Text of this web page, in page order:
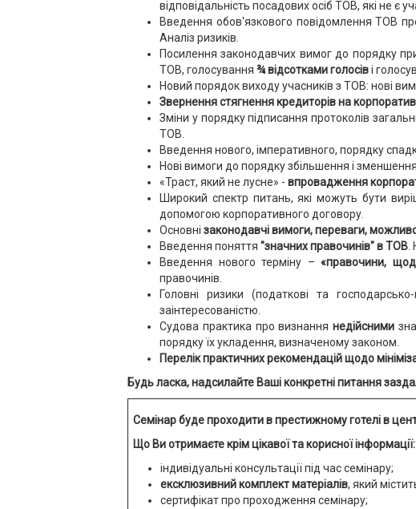
відповідальність посадових осіб ТОВ, які не є
Введення обов'язкового повідомлення ТОВ
Аналіз ризиків.
Посилення законодавчих вимог до порядку
ТОВ, голосування ¾ відсотками голосіві
Новий порядок виходу учасників з ТОВ: нові
Звернення стягнення кредиторів на
Зміни у порядку підписання протоколів
ТОВ.
Введення нового, імперативного, порядку
Нові вимоги до порядку збільшення і
«Траст, який не лусне» - впровадження
Широкий спектр питань, які можуть бути
допомогою корпоративного договору.
Основні законодавчі вимоги,переваги,
Введення поняття "значних правочинів" в ТОВ
Введення нового терміну –«правочини,
правочинів.
Головні ризики (податкові та
заінтересованістю.
Судова практика про визнаннянедійсними
порядку їх укладення, визначеному законом.
Перелік практичних рекомендацій щодо
Будь ласка, надсилайте Ваші конкретні питання
Семінар буде проходити в престижному готелі в
Що Ви отримаєте крім цікавої та корисної інформації:
індивідуальні консультації під час семінару;
ексклюзивний комплект матеріалів, який
сертифікат про проходження семінару;